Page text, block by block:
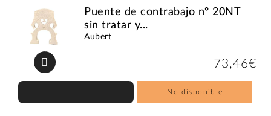
Puente de contrabajo nº 20NT
sin tratar y...
Aubert
73,46€
No disponible